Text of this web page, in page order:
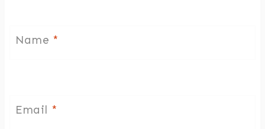
Name *
Email *